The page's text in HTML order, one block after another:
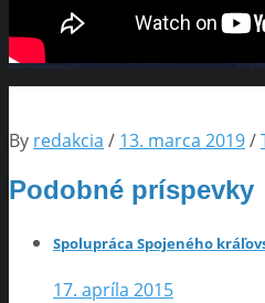
By redakcia / 13. marca 2019/
Podobné príspevky
Spolupráca Spojeného
17. apríla 2015